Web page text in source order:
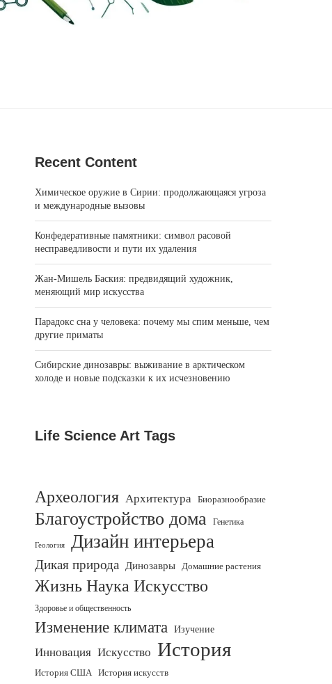
Recent Content
Химическое оружие в Сирии: продолжающаяся угроза
и международные вызовы
Конфедеративные памятники: символ расовой
несправедливости и пути их удаления
Жан‑Мишель Баския: предвидящий художник,
меняющий мир искусства
Парадокс сна у человека: почему мы спим меньше, чем
другие приматы
Сибирские динозавры: выживание в арктическом
холоде и новые подсказки к их исчезновению
Life Science Art Tags
Археология Архитектура Биоразнообразие
Благоустройство дома Генетика
Геология Дизайн интерьера
Дикая природа Динозавры Домашние растения
Жизнь Наука Искусство
Здоровье и общественность
Изменение климата Изучение
Инновация Искусство История
История США История искусств